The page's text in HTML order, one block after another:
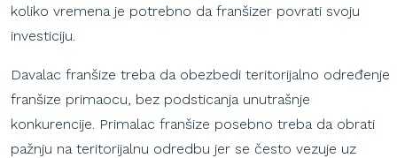
koliko vremena je potrebno da franšizer povrati svoju
investiciju.
Davalac franšize treba da obezbedi teritorijalno određenje
franšize primaocu, bez podsticanja unutrašnje
konkurencije. Primalac franšize posebno treba da obrati
pažnju na teritorijalnu odredbu jer se često vezuje uz